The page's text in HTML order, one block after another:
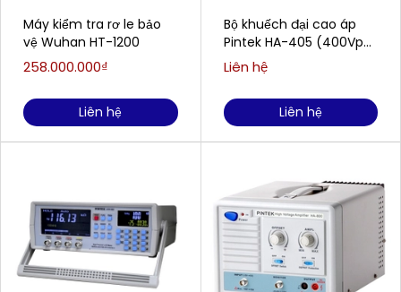
Máy kiểm tra rơ le bảo
vệ Wuhan HT-1200
258.000.000₫
Liên hệ
Bộ khuếch đại cao áp
Pintek HA-405 (400Vp-
p / 200mA)
Liên hệ
Liên hệ